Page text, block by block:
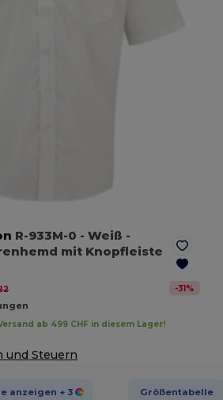
R-933M-0 - Weiß -
mit Knopfleiste
-31%
ab 499 CHF in diesem Lager!
und Steuern
anzeigen + 3 Größentabelle